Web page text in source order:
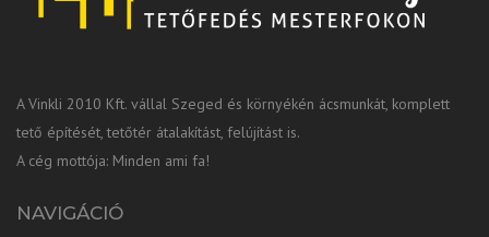
A Vinkli 2010 Kft. vállal Szeged és környékén ácsmunkát, komplett
tető építését, tetőtér átalakítást, felújítást is.
A cég mottója: Minden ami fa!
NAVIGÁCIÓ